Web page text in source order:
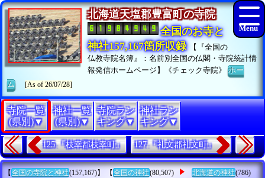
北海道天塩郡豊富町の寺院
全国のお寺と
神社157,167箇所収録
【『全国の
仏教寺院名簿』：名前別全国の仏閣・寺院統計情
報発信ホームページ】《チェック寺院》ホー
ム
[As of 26/07/28]
寺院一覧
(県別)▼
神社一覧
(県別)▼
寺院ラン
キング▼
神社ラン
キング▼
125.『枝幸郡枝幸町』 127.『礼文郡礼文町』
【 全国の寺院と神社(157,167)】 【 全国の神社(80,507) 北海道の神社(786)